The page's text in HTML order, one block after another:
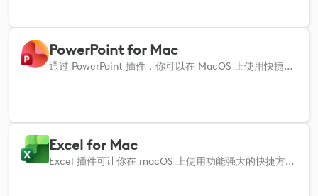
PowerPoint for Mac
通过 PowerPoint 插件，你可以在 MacOS 上使用快捷键管理幻灯片、格式化内容和快速浏览演示文稿，从而简化演示文稿。
Excel for Mac
Excel 插件可让你在 macOS 上使用功能强大的快捷方式高效浏览、编辑和整理电子表格。